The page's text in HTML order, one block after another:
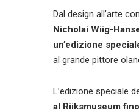
Dal design all’arte
Nicholai Wiig-
un’edizione
al grande pittore
L’edizione speciale
al Rijksmuseum